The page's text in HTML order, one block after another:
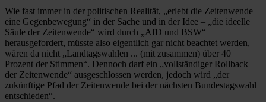
Wie fast immer in der politischen Realität, „erlebt die Zeitenwende
eine Gegenbewegung“ in der Sache und in der Idee – „die ideelle
Säule der Zeitenwende“ wird durch „AfD und BSW“
herausgefordert, müsste also eigentlich gar nicht beachtet werden,
wären da nicht „Landtagswahlen ... (mit zusammen) über 40
Prozent der Stimmen“. Dennoch darf ein „vollständiger Rollback
der Zeitenwende“ ausgeschlossen werden, jedoch wird „der
zukünftige Pfad der Zeitenwende bei der nächsten Bundestagswahl
entschieden“.